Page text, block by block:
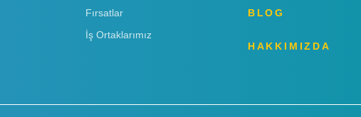
Fırsatlar
İş Ortaklarımız
BLOG
HAKKIMIZDA